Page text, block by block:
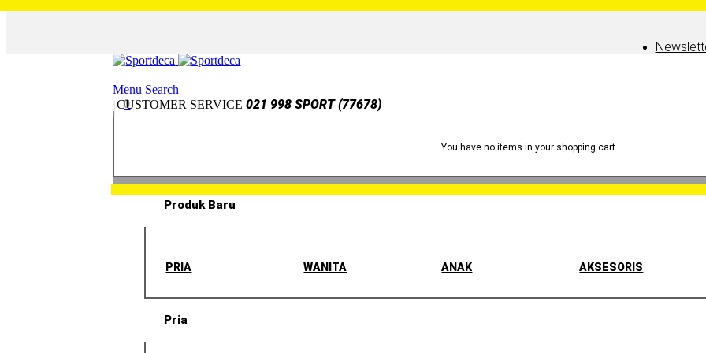
CUSTOMER SERVICE021 998 SPORT (77678)
Menu Search
0
You have no items in your shopping cart.
Produk Baru
PRIA WANITA ANAK AKSESORIS
Pria